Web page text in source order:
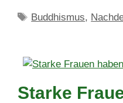
Schlagwörter
Buddhismus,
Starke